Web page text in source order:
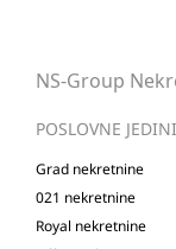
NS-Group
POSLOVNE
Grad nekretnine
021 nekretnine
Royal nekretnine